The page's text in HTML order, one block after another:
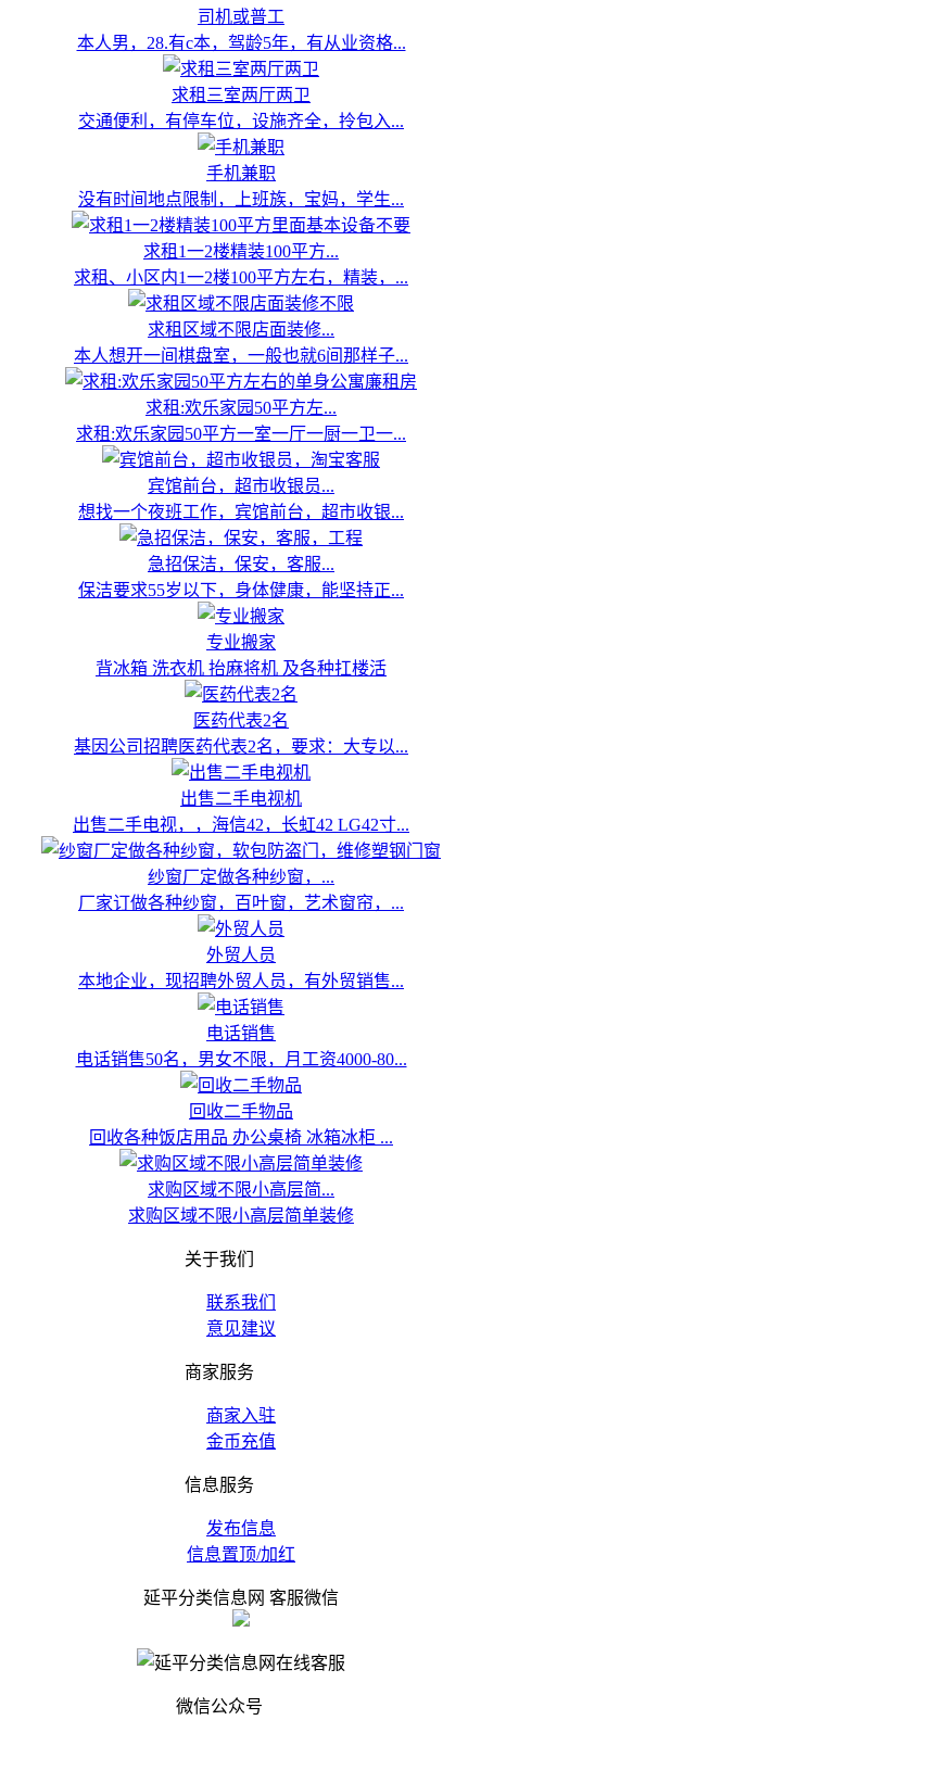
司机或普工
本人男，28.有c本，驾龄5年，有从业资格...
求租三室两厅两卫
交通便利，有停车位，设施齐全，拎包入...
手机兼职
没有时间地点限制，上班族，宝妈，学生...
求租1一2楼精装100平方...
求租、小区内1一2楼100平方左右，精装，...
求租区域不限店面装修...
本人想开一间棋盘室，一般也就6间那样子...
求租:欢乐家园50平方左...
求租:欢乐家园50平方一室一厅一厨一卫一...
宾馆前台，超市收银员...
想找一个夜班工作，宾馆前台，超市收银...
急招保洁，保安，客服...
保洁要求55岁以下，身体健康，能坚持正...
专业搬家
背冰箱 洗衣机 抬麻将机 及各种扛楼活
医药代表2名
基因公司招聘医药代表2名，要求：大专以...
出售二手电视机
出售二手电视，，海信42，长虹42 LG42寸...
纱窗厂定做各种纱窗，...
厂家订做各种纱窗，百叶窗，艺术窗帘，...
外贸人员
本地企业，现招聘外贸人员，有外贸销售...
电话销售
电话销售50名，男女不限，月工资4000-80...
回收二手物品
回收各种饭店用品 办公桌椅 冰箱冰柜 ...
求购区域不限小高层简...
求购区域不限小高层简单装修
关于我们
联系我们
意见建议
商家服务
商家入驻
金币充值
信息服务
发布信息
信息置顶/加红
延平分类信息网 客服微信
微信公众号